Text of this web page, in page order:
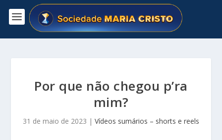
Por que não chegou p’ra
mim?
31 de maio de 2023 | Vídeos sumários – shorts e reels